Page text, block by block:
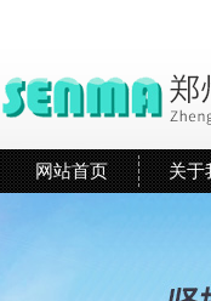
网站首页 关于